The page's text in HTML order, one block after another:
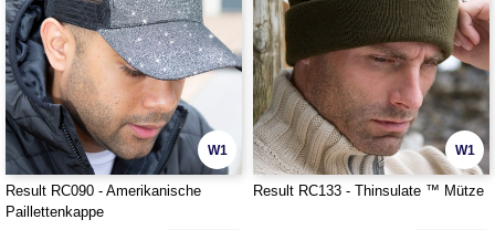
W1
Result RC090 - Amerikanische
Paillettenkappe
W1
Result RC133 - Thinsulate ™ Mütze